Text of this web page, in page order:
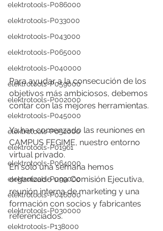
elektrotools-P086000
elektrotools-P033000
elektrotools-P043000
elektrotools-P065000
elektrotools-P040000
elektrotools-P059000
elektrotools-P002000
elektrotools-P045000
elektrotools-P052000
elektrotools-P01961
elektrotools-P064000
elektrotools-P099000
elektrotools-P046000
elektrotools-P030000
elektrotools-P138000
Para ayudar a la consecución de los
objetivos más ambiciosos, debemos
contar con las mejores herramientas.
Ya han comenzado las reuniones en
CAMPUS FEGIME, nuestro entorno
virtual privado.
En solo una semana hemos
organizado una Comisión Ejecutiva,
reunión interna de marketing y una
formación con socios y fabricantes
referenciados.